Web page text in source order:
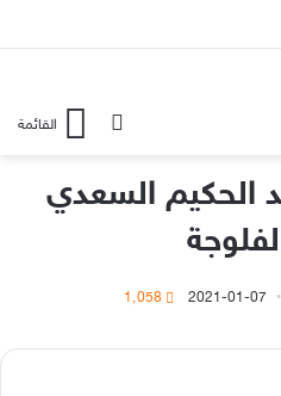
القائمةبحث عن
الحكيم السعدي
2021-01-07 1٬058